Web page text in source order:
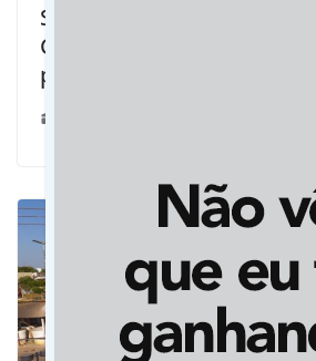
Sabor do mato, grupo faz
Cerrado virarem pães, licor
paçoca